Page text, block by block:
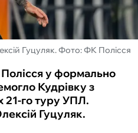
Гуцуляк. Фото: ФК Полісся
у формально
Кудрівку з
21-го туру УПЛ.
Гуцуляк.